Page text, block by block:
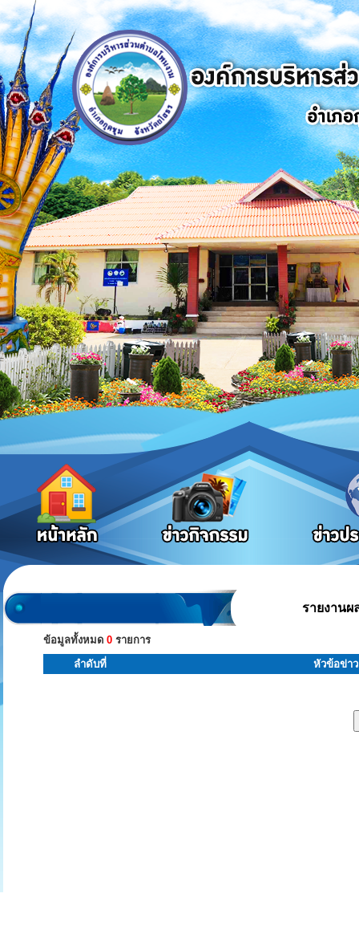
รายงานผ
ข้อมูลทั้งหมด 0 รายการ
ลำดับที่
หัวข้อข่าว